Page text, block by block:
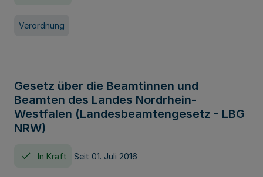
Verordnung
Gesetz über die Beamtinnen und
Beamten des Landes Nordrhein-
Westfalen (Landesbeamtengesetz - LBG
NRW)
In Kraft Seit 01. Juli 2016